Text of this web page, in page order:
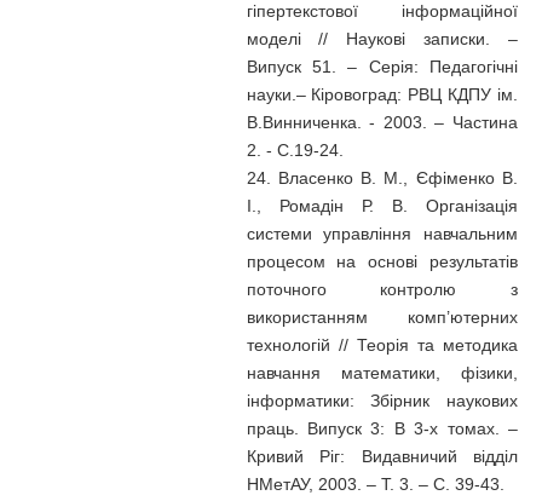
гіпертекстової інформаційної
моделі // Наукові записки. –
Випуск 51. – Серія: Педагогічні
науки.– Кіровоград: РВЦ КДПУ ім.
В.Винниченка. - 2003. – Частина
2. - C.19-24.
24. Власенко В. М., Єфіменко В.
І., Ромадін Р. В. Організація
системи управління навчальним
процесом на основі результатів
поточного контролю з
використанням комп’ютерних
технологій // Теорія та методика
навчання математики, фізики,
інформатики: Збірник наукових
праць. Випуск 3: В 3-х томах. –
Кривий Ріг: Видавничий відділ
НМетАУ, 2003. – Т. 3. – С. 39-43.